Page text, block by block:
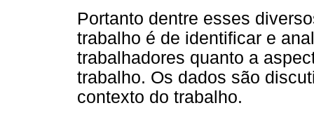
Portanto dentre esses
trabalho é de identificar e
trabalhadores quanto a
trabalho. Os dados são
contexto do trabalho.